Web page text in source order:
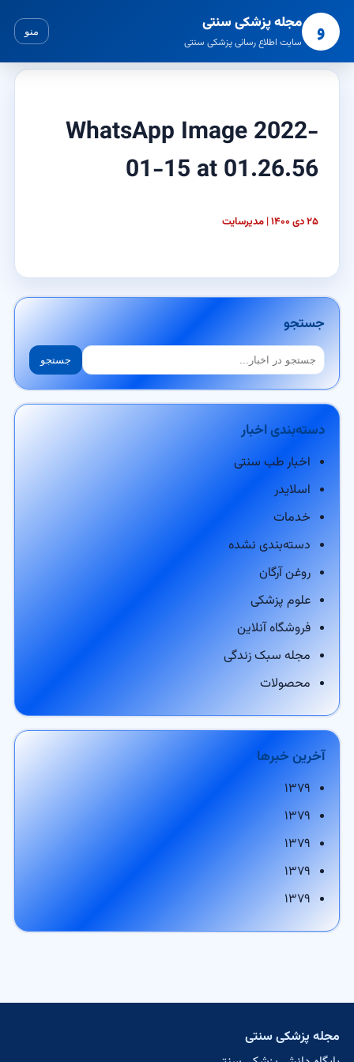
و مجله پزشکی سنتی
سایت اطلاع رسانی پزشکی سنتی
منو
WhatsApp Image 2022-
01-15 at 01.26.56
۲۵ دی ۱۴۰۰ | مدیرسایت
جستجو
جستجو جستجو
دسته‌بندی اخبار
اخبار طب سنتی
اسلایدر
خدمات
دسته‌بندی نشده
روغن آرگان
علوم پزشکی
فروشگاه آنلاین
مجله سبک زندگی
محصولات
آخرین خبرها
۱۳۷۹
۱۳۷۹
۱۳۷۹
۱۳۷۹
۱۳۷۹
مجله پزشکی سنتی